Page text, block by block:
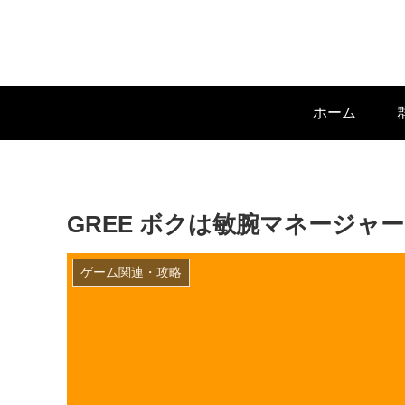
ホーム
GREE ボクは敏腕マネージャー
ゲーム関連・攻略